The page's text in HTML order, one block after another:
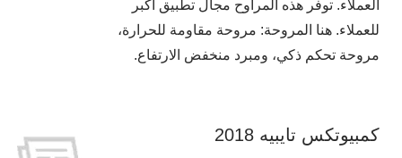
العملاء. توفر هذه المراوح مجال تطبيق أكبر
للعملاء. هنا المروحة: مروحة مقاومة للحرارة،
مروحة تحكم ذكي، ومبرد منخفض الارتفاع.
كمبيوتكس تايبيه 2018